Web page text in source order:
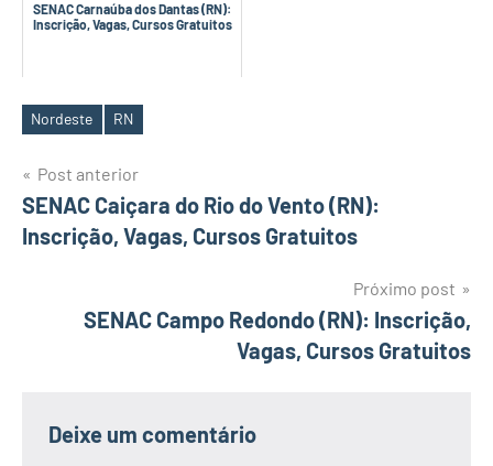
SENAC Carnaúba dos Dantas (RN):
Inscrição, Vagas, Cursos Gratuitos
Tags
Nordeste RN
Navegação
de
Post anterior
SENAC Caiçara do Rio do Vento (RN):
Inscrição, Vagas, Cursos Gratuitos
Próximo post
SENAC Campo Redondo (RN): Inscrição,
Vagas, Cursos Gratuitos
Deixe um comentário